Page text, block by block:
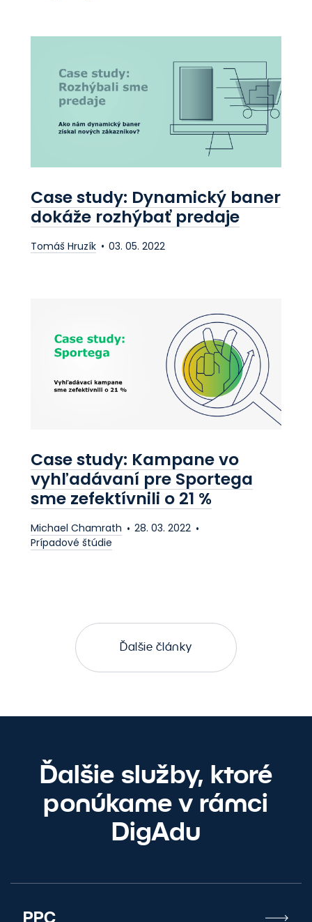
Case study: Dynamický baner
dokáže rozhýbať predaje
Tomáš Hruzík 03. 05. 2022
Case study: Kampane vo
vyhľadávaní pre Sportega
sme zefektívnili o 21 %
Michael Chamrath
28. 03. 2022
Prípadové štúdie
Ďalšie články
Ďalšie služby, ktoré
ponúkame v rámci
DigAdu
PPC